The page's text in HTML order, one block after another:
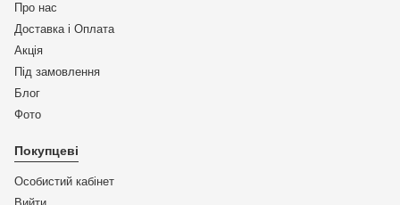
Про нас
Доставка і Оплата
Акція
Під замовлення
Блог
Фото
Покупцеві
Особистий кабінет